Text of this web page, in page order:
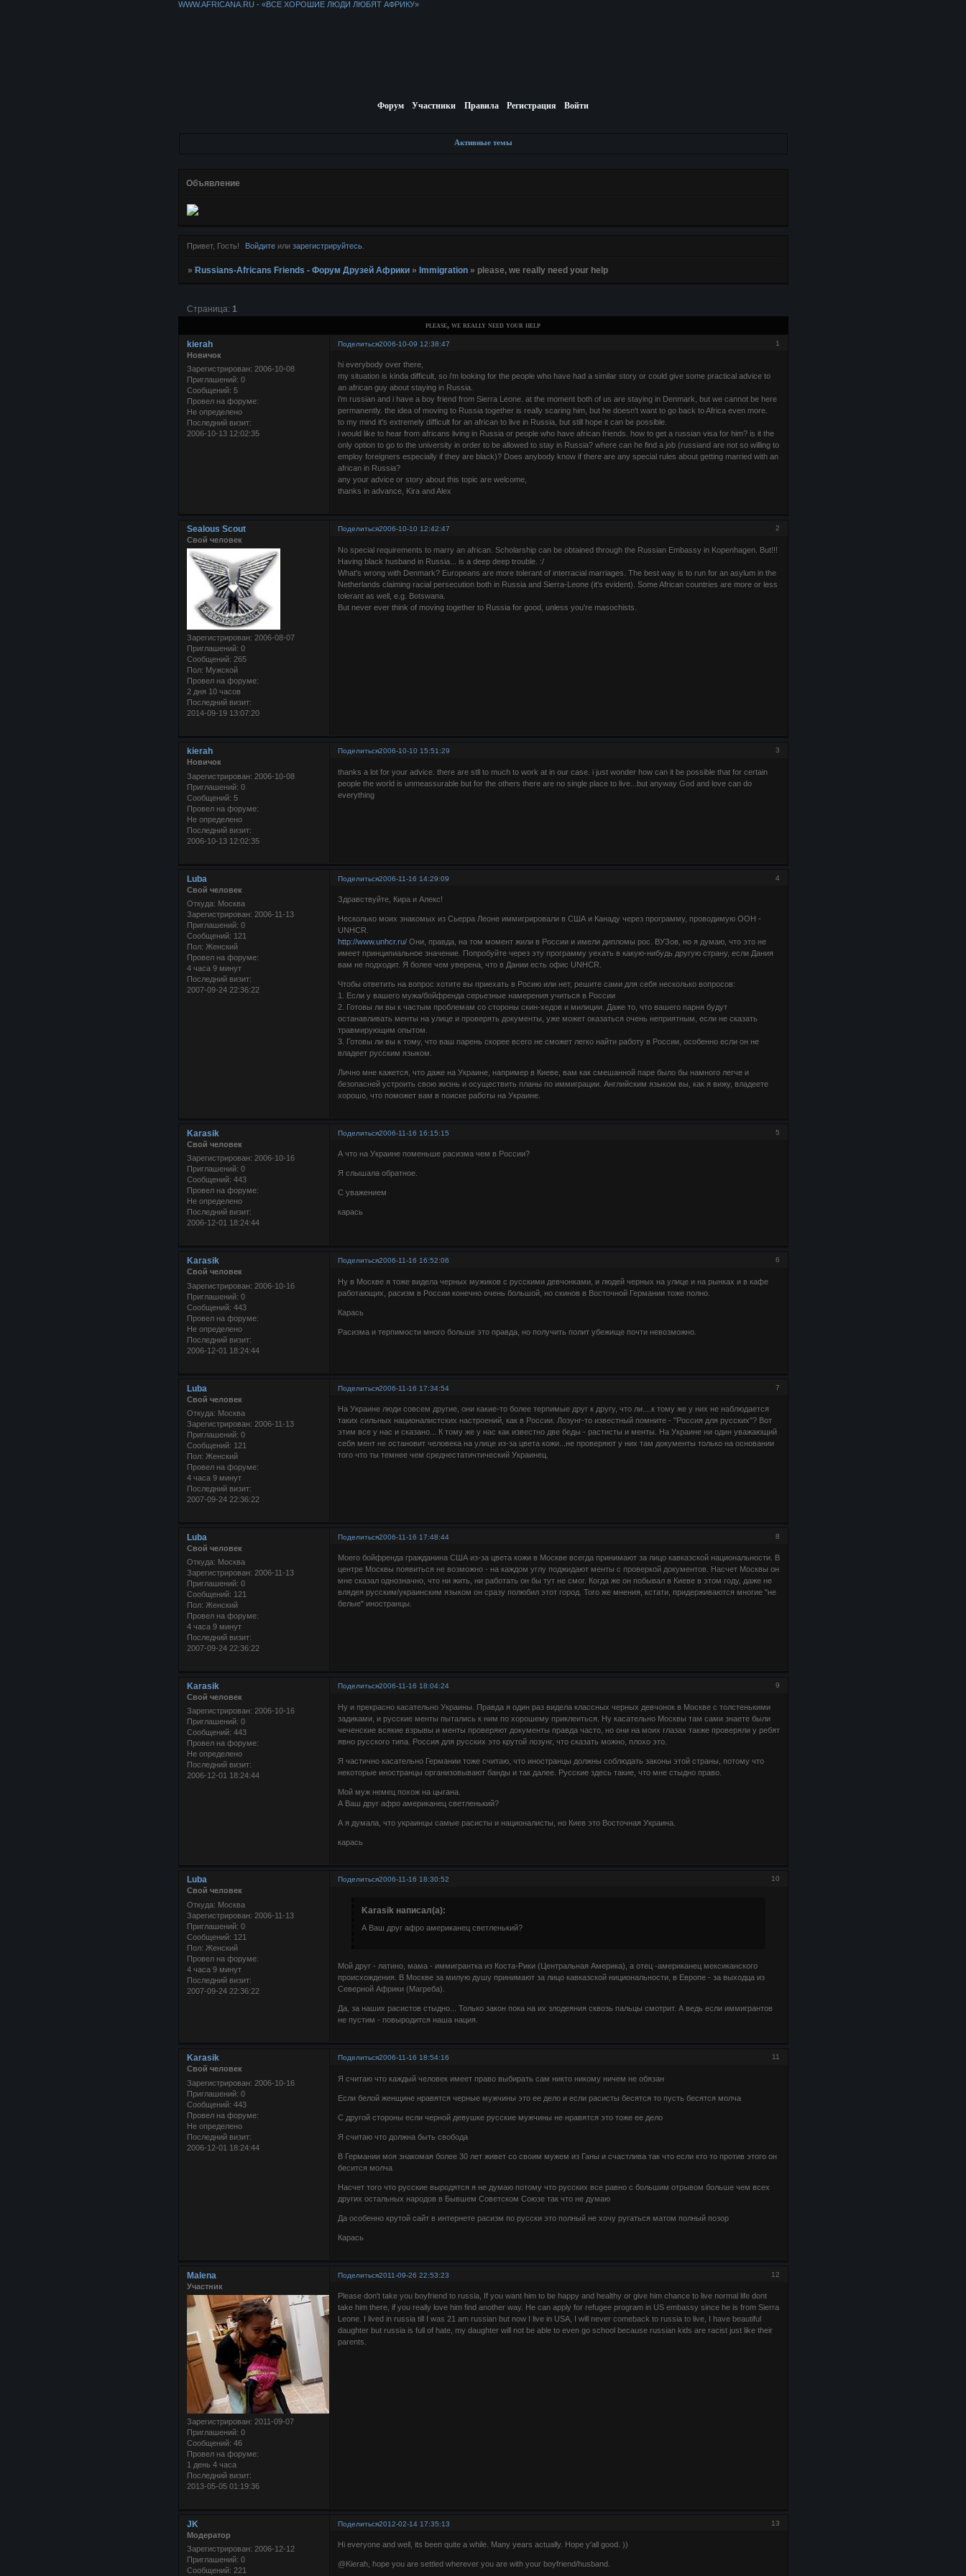
WWW.AFRICANA.RU - «ВСЕ ХОРОШИЕ ЛЮДИ ЛЮБЯТ АФРИКУ»
Форум Участники Правила Регистрация Войти
Активные темы
Объявление
Привет, Гость! Войдите или зарегистрируйтесь
» Russians-Africans Friends - Форум Друзей Африки » Immigration » please, we really need your help
please, we really need your help
Страница: 1
Поделиться 1
2006-10-09 12:38:47
kierah
Новичок
Зарегистрирован: 2006-10-08
Приглашений: 0
Сообщений: 5
Провел на форуме:
Не определено
Последний визит:
2006-10-13 12:02:35
hi everybody over there,
my situation is kinda difficult, so i'm looking for the people who have had a similar story or could give some practical advice to
an african guy about staying in Russia.
i'm russian and i have a boy friend from Sierra Leone. at the moment both of us are staying in Denmark, but we cannot be here
permanently. the idea of moving to Russia together is really scaring him, but he doesn't want to go back to Africa even more.
to my mind it's extremely difficult for an african to live in Russia, but still hope it can be possible.
i would like to hear from africans living in Russia or people who have african friends. how to get a russian visa for him? is it the
only option to go to the university in order to be allowed to stay in Russia? where can he find a job (russiand are not so willing to
employ foreigners especially if they are black)? Does anybody know if there are any special rules about getting married with an
african in Russia?
any your advice or story about this topic are welcome,
thanks in advance, Kira and Alex
Поделиться 2
2006-10-10 12:42:47
Sealous Scout
Свой человек
Зарегистрирован: 2006-08-07
Приглашений: 0
Сообщений: 265
Пол: Мужской
Провел на форуме:
2 дня 10 часов
Последний визит:
2014-09-19 13:07:20
No special requirements to marry an african. Scholarship can be obtained through the Russian Embassy in Kopenhagen. But!!!
Having black husband in Russia... is a deep deep trouble. :/
What's wrong with Denmark? Europeans are more tolerant of interracial marriages. The best way is to run for an asylum in the
Netherlands claiming racial persecution both in Russia and Sierra-Leone (it's evident). Some African countries are more or less
tolerant as well, e.g. Botswana.
But never ever think of moving together to Russia for good, unless you're masochists.
Поделиться 3
2006-10-10 15:51:29
kierah
Новичок
Зарегистрирован: 2006-10-08
Приглашений: 0
Сообщений: 5
Провел на форуме:
Не определено
Последний визит:
2006-10-13 12:02:35
thanks a lot for your advice. there are stll to much to work at in our case. i just wonder how can it be possible that for certain
people the world is unmeassurable but for the others there are no single place to live...but anyway God and love can do
everything
Поделиться 4
2006-11-16 14:29:09
Luba
Свой человек
Откуда: Москва
Зарегистрирован: 2006-11-13
Приглашений: 0
Сообщений: 121
Пол: Женский
Провел на форуме:
4 часа 9 минут
Последний визит:
2007-09-24 22:36:22
Здравствуйте, Кира и Алекс!
Несколько моих знакомых из Сьерра Леоне иммигрировали в США и Канаду через программу, проводимую ООН -
UNHCR.
http://www.unhcr.ru/Они, правда, на том момент жили в России и имели дипломы рос. ВУЗов, но я думаю, что это не
имеет принципиальное значение. Попробуйте через эту программу уехать в какую-нибудь другую страну, если Дания
вам не подходит. Я более чем уверена, что в Дании есть офис UNHCR.
Чтобы ответить на вопрос хотите вы приехать в Росию или нет, решите сами для себя несколько вопросов:
1. Если у вашего мужа/бойфренда серьезные намерения учиться в России
2. Готовы ли вы к частым проблемам со стороны скин-хедов и милиции. Даже то, что вашего парня будут
останавливать менты на улице и проверять документы, уже может оказаться очень неприятным, если не сказать
травмирующим опытом.
3. Готовы ли вы к тому, что ваш парень скорее всего не сможет легко найти работу в России, особенно если он не
владеет русским языком.
Лично мне кажется, что даже на Украине, например в Киеве, вам как смешанной паре было бы намного легче и
безопасней устроить свою жизнь и осуществить планы по иммиграции. Английским языком вы, как я вижу, владеете
хорошо, что поможет вам в поиске работы на Украине.
Поделиться 5
2006-11-16 16:15:15
Karasik
Свой человек
Зарегистрирован: 2006-10-16
Приглашений: 0
Сообщений: 443
Провел на форуме:
Не определено
Последний визит:
2006-12-01 18:24:44
А что на Украине поменьше расизма чем в России?
Я слышала обратное.
С уважением
карась
Поделиться 6
2006-11-16 16:52:06
Karasik
Свой человек
Зарегистрирован: 2006-10-16
Приглашений: 0
Сообщений: 443
Провел на форуме:
Не определено
Последний визит:
2006-12-01 18:24:44
Ну в Москве я тоже видела черных мужиков с русскими девчонками, и людей черных на улице и на рынках и в кафе
работающих, расизм в России конечно очень большой, но скинов в Восточной Германии тоже полно.
Карась
Расизма и терпимости много больше это правда, но получить полит убежище почти невозможно.
Поделиться 7
2006-11-16 17:34:54
Luba
Свой человек
Откуда: Москва
Зарегистрирован: 2006-11-13
Приглашений: 0
Сообщений: 121
Пол: Женский
Провел на форуме:
4 часа 9 минут
Последний визит:
2007-09-24 22:36:22
На Украине люди совсем другие, они какие-то более терпимые друг к другу, что ли....к тому же у них не наблюдается
таких сильных националистских настроений, как в России. Лозунг-то известный помните - "Россия для русских"? Вот
этим все у нас и сказано... К тому же у нас как известно две беды - растисты и менты. На Украине ни один уважающий
себя мент не остановит человека на улице из-за цвета кожи...не проверяют у них там документы только на основании
того что ты темнее чем среднестатичтический Украинец.
Поделиться 8
2006-11-16 17:48:44
Luba
Свой человек
Откуда: Москва
Зарегистрирован: 2006-11-13
Приглашений: 0
Сообщений: 121
Пол: Женский
Провел на форуме:
4 часа 9 минут
Последний визит:
2007-09-24 22:36:22
Моего бойфренда гражданина США из-за цвета кожи в Москве всегда принимают за лицо кавказской национальности. В
центре Москвы появиться не возможно - на каждом углу поджидают менты с проверкой документов. Насчет Москвы он
мне сказал однозначно, что ни жить, ни работать он бы тут не смог. Когда же он побывал в Киеве в этом году, даже не
влядея русским/украинским языком он сразу полюбил этот город. Того же мнения, кстати, придерживаются многие "не
белые" иностранцы.
Поделиться 9
2006-11-16 18:04:24
Karasik
Свой человек
Зарегистрирован: 2006-10-16
Приглашений: 0
Сообщений: 443
Провел на форуме:
Не определено
Последний визит:
2006-12-01 18:24:44
Ну и прекрасно касательно Украины. Правда я один раз видела классных черных девчонок в Москве с толстенькими
задиками, и русские менты пытались к ним по хорошему приклеиться. Ну касательно Москвы там сами знаете были
чеченские всякие взрывы и менты проверяют документы правда часто, но они на моих глазах также проверяли у ребят
явно русского типа. Россия для русских это крутой лозунг, что сказать можно, плохо это.
Я частично касательно Германии тоже считаю, что иностранцы должны соблюдать законы этой страны, потому что
некоторые иностранцы организовывают банды и так далее. Русские здесь такие, что мне стыдно право.
Мой муж немец похож на цыгана.
А Ваш друг афро американец светленький?
А я думала, что украинцы самые расисты и националисты, но Киев это Восточная Украина.
карась
Поделиться 10
2006-11-16 18:30:52
Luba
Свой человек
Откуда: Москва
Зарегистрирован: 2006-11-13
Приглашений: 0
Сообщений: 121
Пол: Женский
Провел на форуме:
4 часа 9 минут
Последний визит:
2007-09-24 22:36:22
Karasik написал(а):
А Ваш друг афро американец светленький?
Мой друг - латино, мама - иммигрантка из Коста-Рики (Центральная Америка), а отец -американец мексиканского
происхождения. В Москве за милую душу принимают за лицо кавказской нициональности, в Европе - за выходца из
Северной Африки (Магреба).
Да, за наших расистов стыдно... Только закон пока на их злодеяния сквозь пальцы смотрит. А ведь если иммигрантов
не пустим - повыродится наша нация.
Поделиться 11
2006-11-16 18:54:16
Karasik
Свой человек
Зарегистрирован: 2006-10-16
Приглашений: 0
Сообщений: 443
Провел на форуме:
Не определено
Последний визит:
2006-12-01 18:24:44
Я считаю что каждый человек имеет право выбирать сам никто никому ничем не обязан
Если белой женщине нравятся черные мужчины это ее дело и если расисты бесятся то пусть бесятся молча
С другой стороны если черной девушке русские мужчины не нравятся это тоже ее дело
Я считаю что должна быть свобода
В Германии моя знакомая более 30 лет живет со своим мужем из Ганы и счастлива так что если кто то против этого он
бесится молча
Насчет того что русские выродятся я не думаю потому что русских все равно с большим отрывом больше чем всех
других остальных народов в Бывшем Советском Союзе так что не думаю
Да особенно крутой сайт в интернете расизм по русски это полный не хочу ругаться матом полный позор
Карась
Поделиться 12
2011-09-26 22:53:23
Malena
Участник
Зарегистрирован: 2011-09-07
Приглашений: 0
Сообщений: 46
Провел на форуме:
1 день 4 часа
Последний визит:
2013-05-05 01:19:36
Please don't take you boyfriend to russia, If you want him to be happy and healthy or give him chance to live normal life dont
take him there, if you really love him find another way. He can apply for refugee program in US embassy since he is from Sierra
Leone. I lived in russia till I was 21 am russian but now I live in USA, I will never comeback to russia to live, I have beautiful
daughter but russia is full of hate, my daughter will not be able to even go school because russian kids are racist just like their
parents.
Поделиться 13
2012-02-14 17:35:13
JK
Модератор
Зарегистрирован: 2006-12-12
Приглашений: 0
Сообщений: 221
Hi everyone and well, its been quite a while. Many years actually. Hope y'all good. ))
@Kierah, hope you are settled wherever you are with your boyfriend/husband.